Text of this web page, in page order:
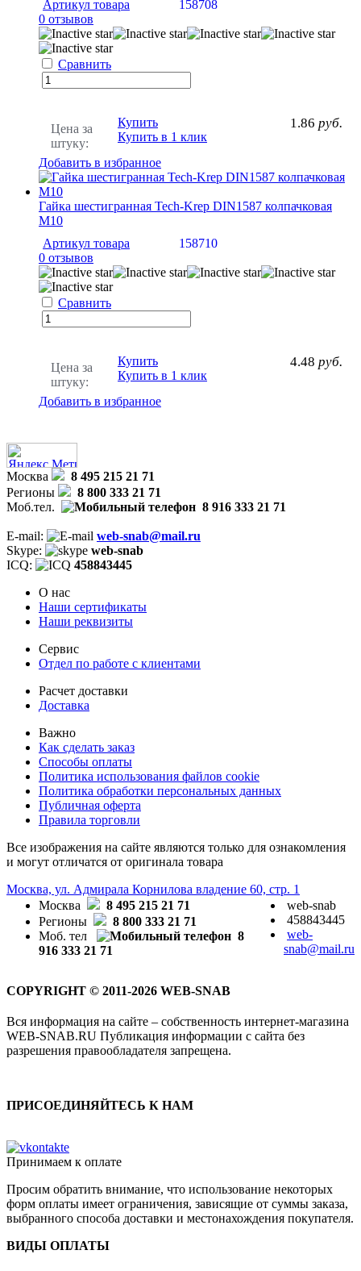
Артикул товара
158708
0 отзывов
Сравнить
Цена за
штуку:
1.86 руб.
Купить
Купить в 1 клик
Добавить в избранное
Гайка шестигранная Tech-Krep DIN1587 колпачковая
М10
Артикул товара
158710
0 отзывов
Сравнить
Цена за
штуку:
4.48 руб.
Купить
Купить в 1 клик
Добавить в избранное
Москва
8 495 215 21 71
Регионы
8 800 333 21 71
Моб.тел.
8 916 333 21 71
E-mail:
web-snab@mail.ru
Skype:
web-snab
ICQ:
458843445
О нас
Наши сертификаты
Наши реквизиты
Сервис
Отдел по работе с клиентами
Расчет доставки
Доставка
Важно
Как сделать заказ
Способы оплаты
Политика использования файлов cookie
Политика обработки персональных данных
Публичная оферта
Правила торговли
Все изображения на сайте являются только для ознакомления
и могут отличатся от оригинала товара
Москва, ул. Адмирала Корнилова владение 60, стр. 1
Москва
8 495 215 21 71
Регионы
8 800 333 21 71
Моб. тел
8
916 333 21 71
web-snab
458843445
web-
snab@mail.ru
COPYRIGHT © 2011-2026 WEB-SNAB
Вся информация на сайте – собственность интернет-магазина
WEB-SNAB.RU Публикация информации с сайта без
разрешения правообладателя запрещена.
ПРИСОЕДИНЯЙТЕСЬ К НАМ
Принимаем к оплате
Просим обратить внимание, что использование некоторых
форм оплаты имеет ограничения, зависящие от суммы заказа,
выбранного способа доставки и местонахождения покупателя.
ВИДЫ ОПЛАТЫ